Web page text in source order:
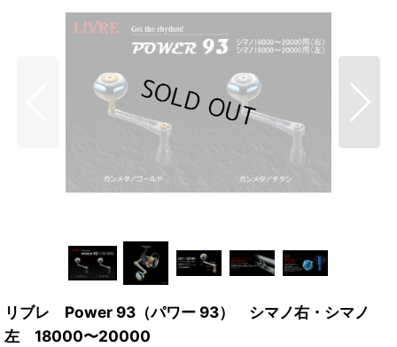
リブレ Power 93（パワー 93） シマノ右・シマノ
左 18000〜20000